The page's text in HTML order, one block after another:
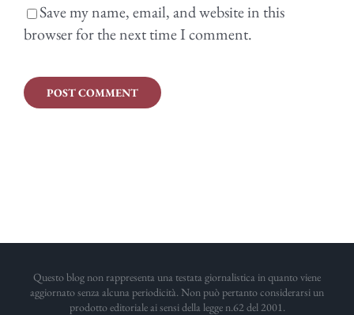
Save my name, email, and website in this
browser for the next time I comment.
Questo blog non rappresenta una testata giornalistica in quanto viene
aggiornato senza alcuna periodicità. Non può pertanto considerarsi un
prodotto editoriale ai sensi della legge n.62 del 2001.